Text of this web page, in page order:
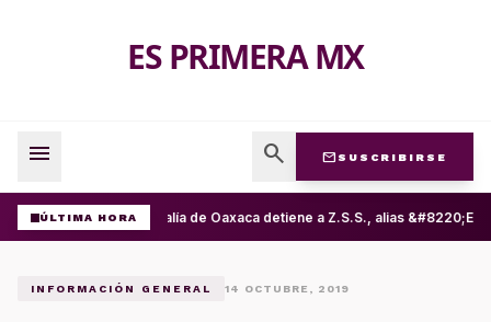
ES PRIMERA MX
menu search mail SUSCRIBIRSE
ÚLTIMA HORAFiscalía de Oaxaca detiene a Z.S.S., alias &#8220;El
INFORMACIÓN GENERAL 14 OCTUBRE, 2019